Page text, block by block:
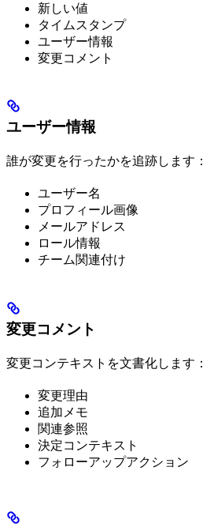
新しい値
タイムスタンプ
ユーザー情報
変更コメント
ユーザー情報
誰が変更を行ったかを追跡します：
ユーザー名
プロフィール画像
メールアドレス
ロール情報
チーム関連付け
変更コメント
変更コンテキストを文書化します：
変更理由
追加メモ
関連参照
決定コンテキスト
フォローアップアクション